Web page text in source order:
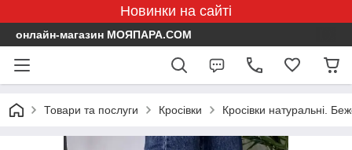
Новинки на сайті
онлайн-магазин МОЯПАРА.COM
Товари та послуги Кросівки Кросівки натуральні.